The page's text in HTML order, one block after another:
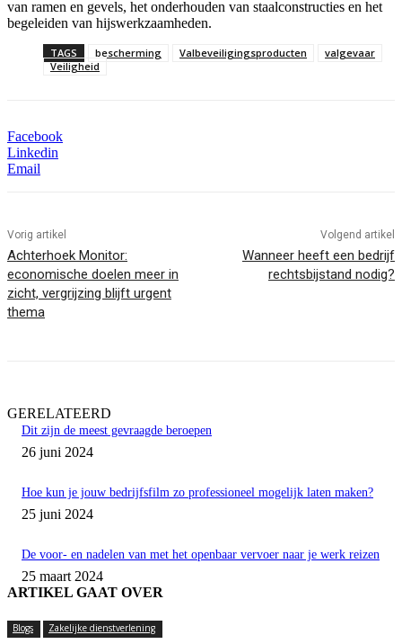
van ramen en gevels, het onderhouden van staalconstructies en het
begeleiden van hijswerkzaamheden.
TAGS bescherming Valbeveiligingsproducten
valgevaar
Veiligheid
Facebook
Linkedin
Email
Vorig artikel
Achterhoek Monitor:
economische doelen meer in
zicht, vergrijzing blijft urgent
thema
Volgend artikel
Wanneer heeft een bedrijf
rechtsbijstand nodig?
GERELATEERD
Dit zijn de meest gevraagde beroepen
26 juni 2024
Hoe kun je jouw bedrijfsfilm zo professioneel mogelijk laten maken?
25 juni 2024
De voor- en nadelen van met het openbaar vervoer naar je werk reizen
25 maart 2024
ARTIKEL GAAT OVER
Blogs Zakelijke dienstverlening